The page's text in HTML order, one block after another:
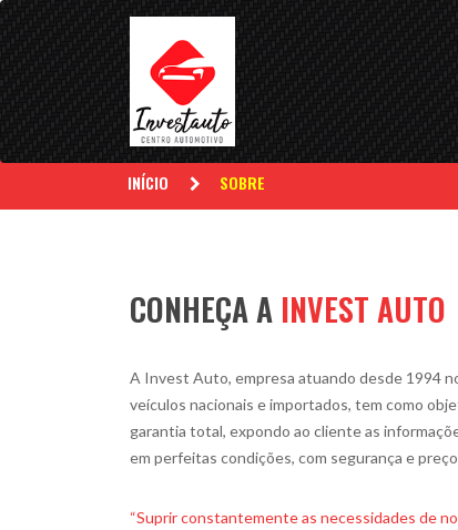
INÍCIO SOBRE
CONHEÇA A INVEST AUTO
A Invest Auto, empresa atuando desde 1994
veículos nacionais e importados, tem como
garantia total, expondo ao cliente as
em perfeitas condições, com segurança e
“Suprir constantemente as necessidades de